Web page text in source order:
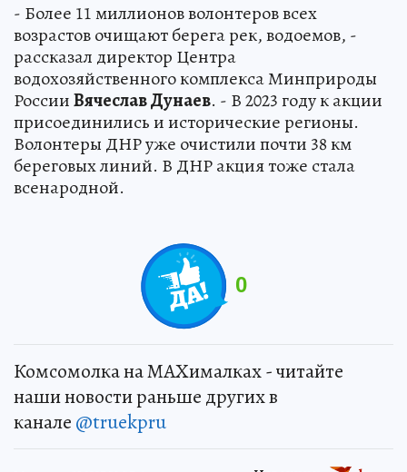
- Более 11 миллионов волонтеров всех
возрастов очищают берега рек, водоемов, -
рассказал директор Центра
водохозяйственного комплекса Минприроды
РоссииВячеслав Дунаев. - В 2023 году к акции
присоединились и исторические регионы.
Волонтеры ДНР уже очистили почти 38 км
береговых линий. В ДНР акция тоже стала
всенародной.
0
Комсомолка на MAXималках - читайте
наши новости раньше других в
канале @truekpru